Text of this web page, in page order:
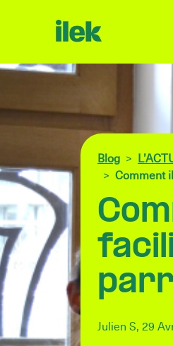
Blog
Comment
Julien S, 29